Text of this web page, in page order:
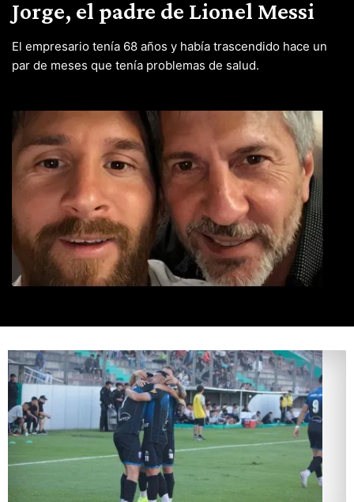
Jorge, el padre de Lionel Messi
El empresario tenía 68 años y había trascendido hace un
par de meses que tenía problemas de salud.